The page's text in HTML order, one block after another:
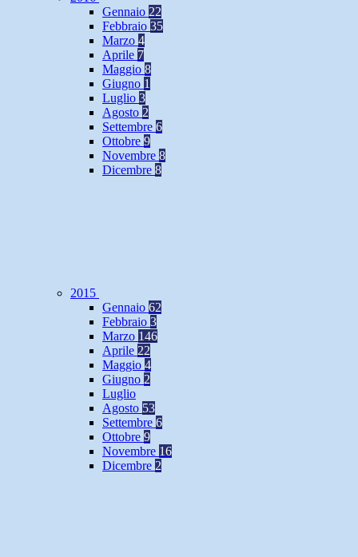
Gennaio 22
Febbraio 35
Marzo 4
Aprile 7
Maggio 8
Giugno 1
Luglio 3
Agosto 2
Settembre 6
Ottobre 9
Novembre 8
Dicembre 8
2015
Gennaio 62
Febbraio 3
Marzo 146
Aprile 22
Maggio 4
Giugno 2
Luglio
Agosto 53
Settembre 6
Ottobre 9
Novembre 16
Dicembre 2